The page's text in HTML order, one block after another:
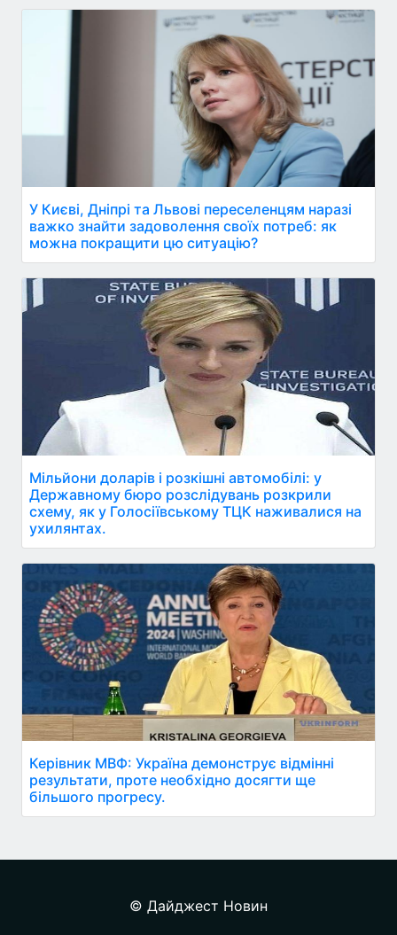
У Києві, Дніпрі та Львові переселенцям наразі
важко знайти задоволення своїх потреб: як
можна покращити цю ситуацію?
Мільйони доларів і розкішні автомобілі: у
Державному бюро розслідувань розкрили
схему, як у Голосіївському ТЦК наживалися на
ухилянтах.
Керівник МВФ: Україна демонструє відмінні
результати, проте необхідно досягти ще
більшого прогресу.
© Дайджест Новин